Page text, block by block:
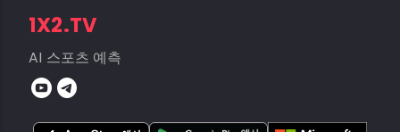
1X2.TV
AI 스포츠 예측